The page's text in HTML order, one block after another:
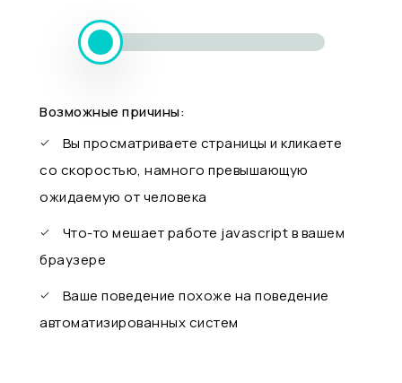
Возможные причины:
Вы просматриваете страницы и кликаете
со скоростью, намного превышающую
ожидаемую от человека
Что-то мешает работе javascript в вашем
браузере
Ваше поведение похоже на поведение
автоматизированных систем